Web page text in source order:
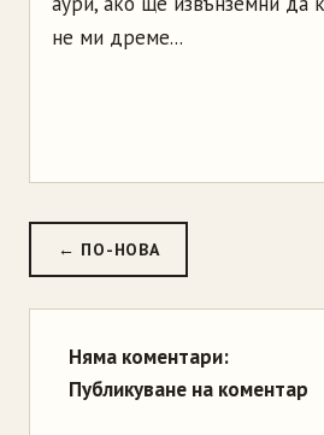
не ми дреме...
← ПО-НОВА
Няма коментари:
Публикуване на коментар